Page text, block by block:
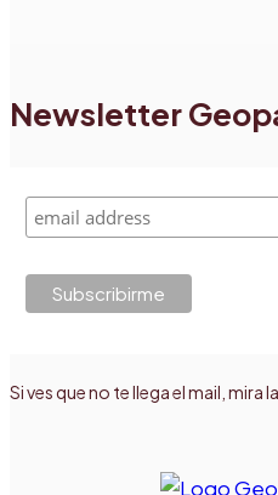
Newsletter
Si ves que no te llega el mail, mira